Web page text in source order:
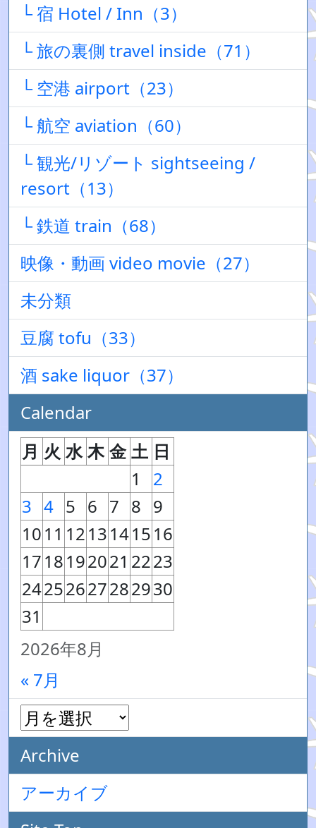
└ 宿 Hotel / Inn（3）
└ 旅の裏側 travel inside（71）
└ 空港 airport（23）
└ 航空 aviation（60）
└ 観光/リゾート sightseeing /
resort（13）
└ 鉄道 train（68）
映像・動画 video movie（27）
未分類
豆腐 tofu（33）
酒 sake liquor（37）
Calendar
2026年8月
月 火 水 木 金 土 日
1
2
3 4 5 6 7 8 9
1011 1213141516
1718192021 2223
24252627282930
31
« 7月
Archive
アーカイブ